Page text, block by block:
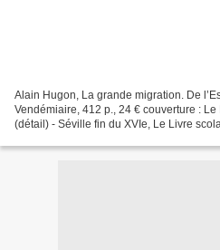
Alain Hugon, La grande migration. De
Vendémiaire, 412 p., 24 € couverture :
(détail) - Séville fin du XVIe, Le Livre